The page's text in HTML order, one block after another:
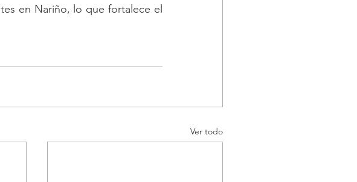
en Nariño, lo que fortalece el
Ver todo